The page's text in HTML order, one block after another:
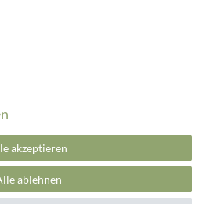
die
widerrufen.**
akzeptieren
ablehnen
Gartenzubehör & Wohnaccessoires | Alle
Plenty Lions